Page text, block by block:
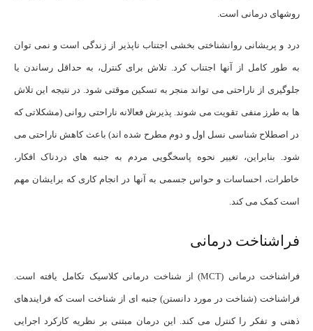
روشهای درمانی است.
درد و پریشانی روانشناختی بخشی اجتناب ناپذیر از زندگی است و نمی توان
به طور کامل از آنها اجتناب کرد. تلاش برای کنترل، به حداقل رساندن یا
جلوگیری از ناراحتی می تواند منجر به تسکین موقتی شود. در نتیجه این تلاش
ها به طرز منفی تقویت می شوند. پذیرش فعالانه ناراحتی روانی (مشکلاتی که
در اصطلاح شناسی نسل اول و دوم مطرح شده اند) باعث کاهش ناراحتی می
شود. بنابراین، تغییر نحوه پاسخگویی مردم به جنبه های دردناک افکار،
خاطرات، احساسات و حواس جسمی به آنها در انجام کاری که برایشان مهم
است کمک می کند.
فراشناخت درمانی
فراشناخت درمانی (MCT) از شناخت درمانی کلاسیک تکامل یافته است.
فراشناخت (شناخت در مورد دانستن) جنبه ای از شناخت است که فرایندهای
ذهنی و تفکر را کنترل می کند. این درمان مبتنی بر نظریه کارکرد اجرایی